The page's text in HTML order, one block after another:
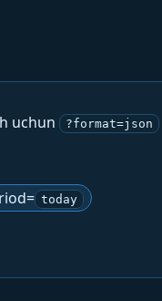
uchun ?format=json
today